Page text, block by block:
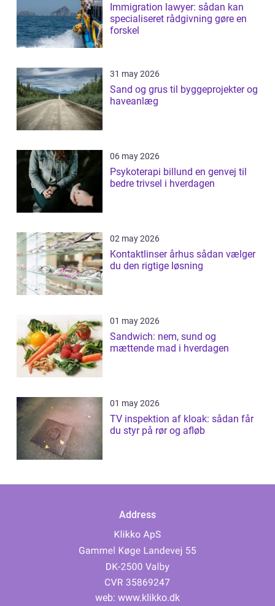
Immigration lawyer: sådan kan
specialiseret rådgivning gøre en
forskel
31 may 2026
Sand og grus til byggeprojekter og
haveanlæg
06 may 2026
Psykoterapi billund en genvej til
bedre trivsel i hverdagen
02 may 2026
Kontaktlinser århus sådan vælger
du den rigtige løsning
01 may 2026
Sandwich: nem, sund og
mættende mad i hverdagen
01 may 2026
TV inspektion af kloak: sådan får
du styr på rør og afløb
Address
web: www.klikko.dk